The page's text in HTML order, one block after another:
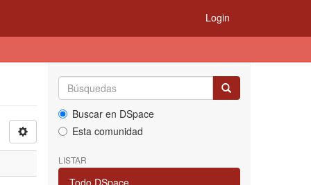
Login
Buscar en DSpace
Esta comunidad
LISTAR
Todo DSpace